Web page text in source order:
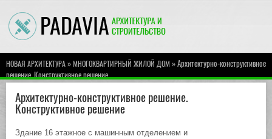
НОВАЯ АРХИТЕКТУРА»МНОГОКВАРТИРНЫЙ ЖИЛОЙ ДОМ» Архитектурно-конструктивное
решение. Конструктивное решение
Архитектурно-конструктивное решение.
Конструктивное решение
Здание 16 этажное с машинным отделением и